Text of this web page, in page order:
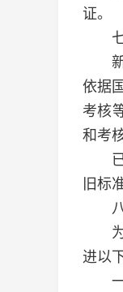
证。
七
新
依据
考核
和考
已
旧标
八
为
进以
一